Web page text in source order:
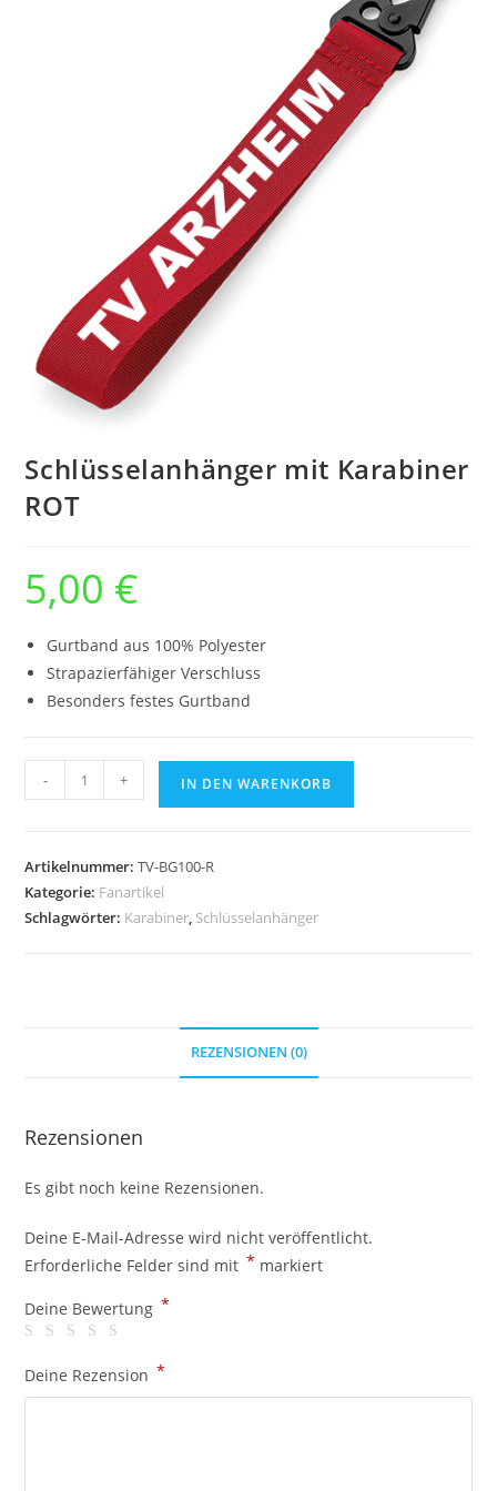
Schlüsselanhänger mit Karabiner
ROT
5,00 €
Gurtband aus 100% Polyester
Strapazierfähiger Verschluss
Besonders festes Gurtband
Schlüsselanhänger
mit
ROT
Menge
- + IN DEN WARENKORB
Artikelnummer:TV-BG100-R
Kategorie: Fanartikel
Schlagwörter: Karabiner, Schlüsselanhänger
REZENSIONEN (0)
Rezensionen
Es gibt noch keine Rezensionen.
Deine E-Mail-Adresse wird nicht veröffentlicht.
Erforderliche Felder sind mit * markiert
Deine Bewertung *
Deine Rezension *